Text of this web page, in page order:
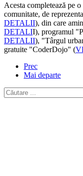
Acesta completează pe
comunitate, de
DETALII), din care
DETALII), programul
DETALII), "Târgul
gratuite "CoderDojo" (
Prec
Mai departe